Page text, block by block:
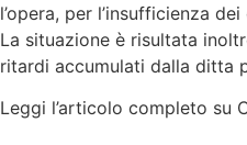
l’opera, per l’insufficienza
La situazione è risultata
ritardi accumulati dalla ditta
Leggi l’articolo completo su